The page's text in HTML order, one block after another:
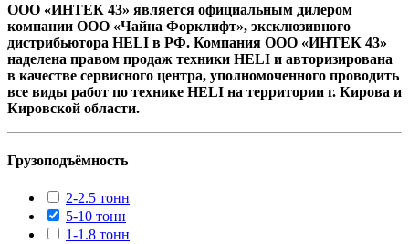
ООО «ИНТЕК 43» является официальным дилером
компании ООО «Чайна Форклифт», эксклюзивного
дистрибьютора HELI в РФ. Компания ООО «ИНТЕК 43»
наделена правом продаж техники HELI и авторизирована
в качестве сервисного центра, уполномоченного проводить
все виды работ по технике HELI на территории г. Кирова и
Кировской области.
Грузоподъёмность
2-2.5 тонн
5-10 тонн
1-1.8 тонн